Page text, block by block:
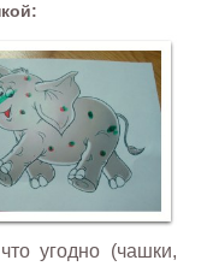
угодно (чашки,